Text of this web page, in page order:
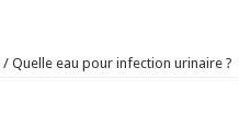
/ Quelle eau pour infection urinaire ?